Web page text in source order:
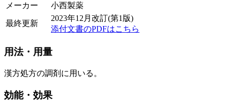
メーカー
小西製薬
最終更新
2023年12月改訂(第1版)
添付文書のPDFはこちら
用法・用量
漢方処方の調剤に用いる。
効能・効果